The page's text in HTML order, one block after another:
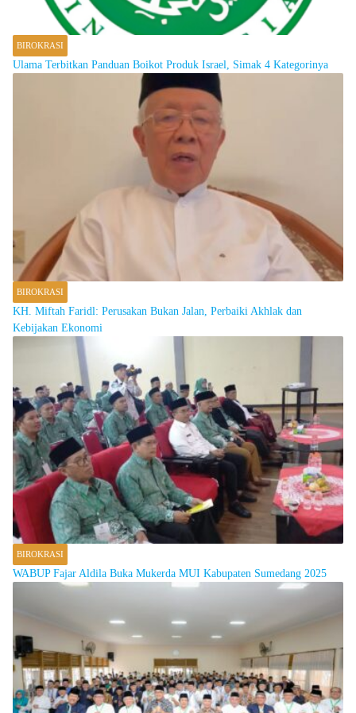
BIROKRASI
Ulama Terbitkan Panduan Boikot Produk Israel, Simak 4 Kategorinya
BIROKRASI
KH. Miftah Faridl: Perusakan Bukan Jalan, Perbaiki Akhlak dan
Kebijakan Ekonomi
BIROKRASI
WABUP Fajar Aldila Buka Mukerda MUI Kabupaten Sumedang 2025